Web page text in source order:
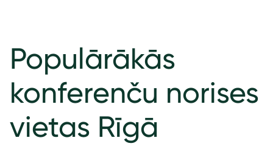
Populārākās
konferenču norises
vietas Rīgā